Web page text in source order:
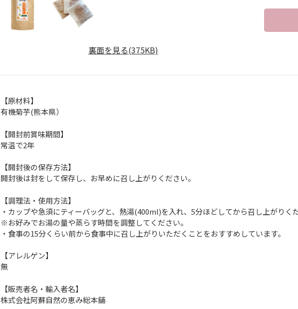
裏面を見る(375KB)
【原材料】
有機菊芋(熊本県）
【開封前賞味期間】
常温で2年
【開封後の保存方法】
開封後は封をして保存し、お早めに召し上がりください。
【調理法・使用方法】
・カップや急須にティーバッグと、熱湯(400ml)を入れ、5分ほどしてから召し上がりく
※お好みでお湯の量や蒸らす時間を調整してください。
・食事の15分くらい前から食事中に召し上がりいただくことをおすすめしています。
【アレルゲン】
無
【販売者名・輸入者名】
株式会社阿蘇自然の恵み総本舗